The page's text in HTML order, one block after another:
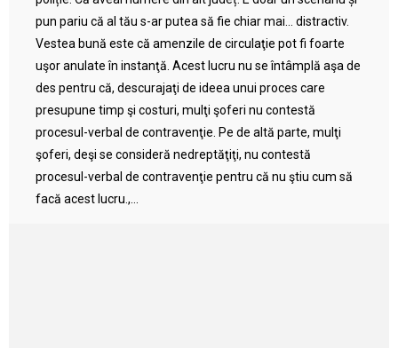
pun pariu că al tău s-ar putea să fie chiar mai… distractiv.
Vestea bună este că amenzile de circulaţie pot fi foarte
uşor anulate în instanţă. Acest lucru nu se întâmplă aşa de
des pentru că, descurajaţi de ideea unui proces care
presupune timp şi costuri, mulţi şoferi nu contestă
procesul-verbal de contravenţie. Pe de altă parte, mulţi
şoferi, deşi se consideră nedreptăţiţi, nu contestă
procesul-verbal de contravenţie pentru că nu ştiu cum să
facă acest lucru.,...